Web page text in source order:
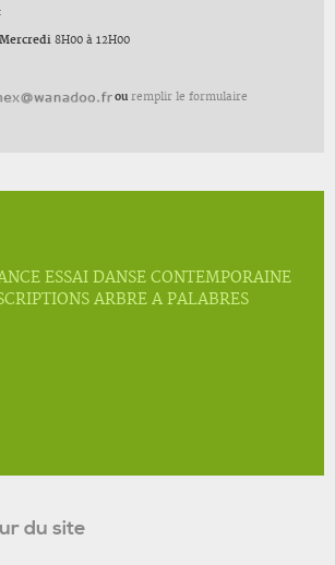
Mercredi 8H00 à 12H00
ou remplir le formulaire
ESSAI DANSE CONTEMPORAINE
ARBRE A PALABRES
du site